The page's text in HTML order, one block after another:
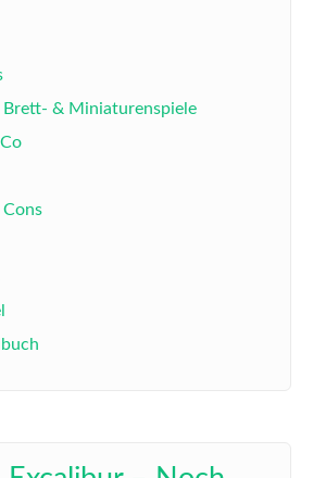
& Miniaturenspiele
Cons